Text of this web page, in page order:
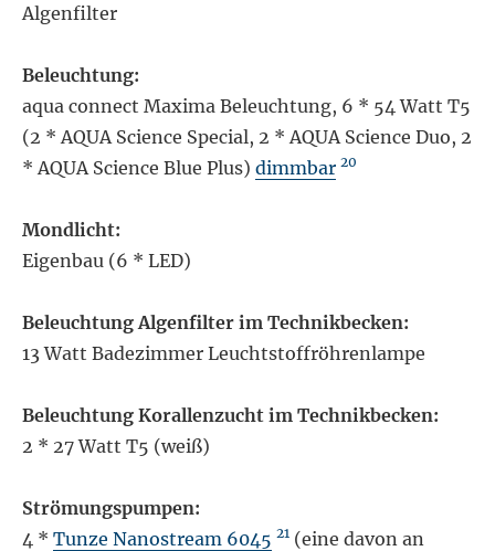
Algenfilter
Beleuchtung:
aqua connect Maxima Beleuchtung, 6 * 54 Watt T5
(2 * AQUA Science Special, 2 * AQUA Science Duo, 2
* AQUA Science Blue Plus)dimmbar 20
Mondlicht:
Eigenbau (6 * LED)
Beleuchtung Algenfilter im Technikbecken:
13 Watt Badezimmer Leuchtstoffröhrenlampe
Beleuchtung Korallenzucht im Technikbecken:
2 * 27 Watt T5 (weiß)
Strömungspumpen:
4 *Tunze Nanostream 6045 21 (eine davon an